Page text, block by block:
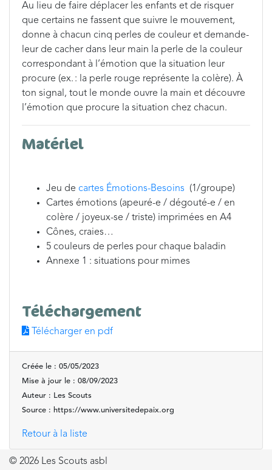
Au lieu de faire déplacer les enfants et de risquer
que certains ne fassent que suivre le mouvement,
donne à chacun cinq perles de couleur et demande-
leur de cacher dans leur main la perle de la couleur
correspondant à l’émotion que la situation leur
procure (ex. : la perle rouge représente la colère). À
ton signal, tout le monde ouvre la main et découvre
l’émotion que procure la situation chez chacun.
Matériel
Jeu de cartes Émotions-Besoins (1/groupe)
Cartes émotions (apeuré-e / dégouté-e / en
colère / joyeux-se / triste) imprimées en A4
Cônes, craies…
5 couleurs de perles pour chaque baladin
Annexe 1 : situations pour mimes
Téléchargement
Télécharger en pdf
Créée le : 05/05/2023
Mise à jour le : 08/09/2023
Auteur : Les Scouts
Source : https://www.universitedepaix.org
Retour à la liste
© 2026 Les Scouts asbl